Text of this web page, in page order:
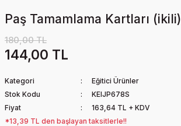
Paş Tamamlama Kartları (ikili)
180,00 TL
144,00 TL
Kategori
Eğitici Ürünler
Stok Kodu
KEIJP678S
Fiyat
163,64 TL + KDV
*13,39 TL den başlayan taksitlerle!!